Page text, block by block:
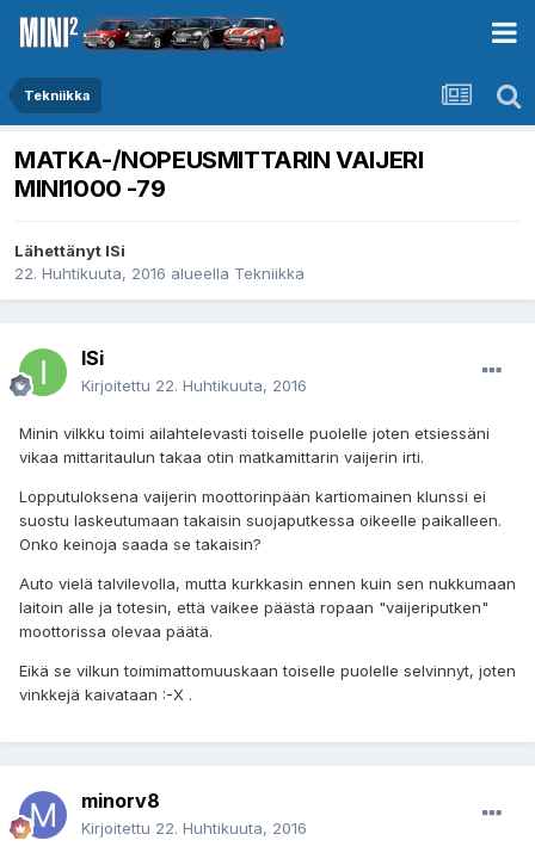
Tekniikka
MATKA-/NOPEUSMITTARIN VAIJERI
MINI1000 -79
Lähettänyt ISi
22. Huhtikuuta, 2016 alueella Tekniikka
ISi
Kirjoitettu 22. Huhtikuuta, 2016
Minin vilkku toimi ailahtelevasti toiselle puolelle joten etsiessäni
vikaa mittaritaulun takaa otin matkamittarin vaijerin irti.
Lopputuloksena vaijerin moottorinpään kartiomainen klunssi ei
suostu laskeutumaan takaisin suojaputkessa oikeelle paikalleen.
Onko keinoja saada se takaisin?
Auto vielä talvilevolla, mutta kurkkasin ennen kuin sen nukkumaan
laitoin alle ja totesin, että vaikee päästä ropaan "vaijeriputken"
moottorissa olevaa päätä.
Eikä se vilkun toimimattomuuskaan toiselle puolelle selvinnyt, joten
vinkkejä kaivataan :-X .
minorv8
Kirjoitettu 22. Huhtikuuta, 2016